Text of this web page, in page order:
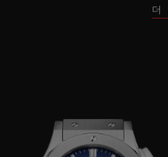
더